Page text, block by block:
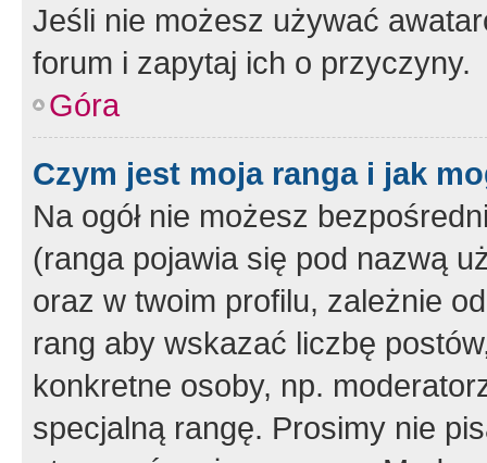
Jeśli nie możesz używać
forum i zapytaj ich o przyczyny.
Góra
Czym jest moja ranga i jak
Na ogół nie możesz
(ranga pojawia się pod nazwą
oraz w twoim profilu, zależnie
rang aby wskazać liczbę
konkretne osoby, np.
specjalną rangę. Prosimy nie